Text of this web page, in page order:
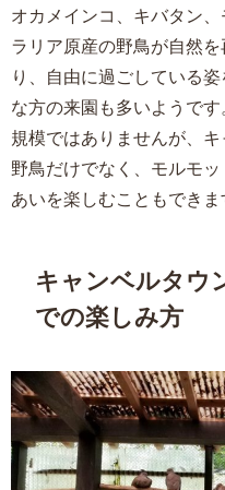
オカメインコ、キバタン
ラリア原産の野鳥が自然
り、自由に過ごしている
な方の来園も多いようで
規模ではありませんが、キ
野鳥だけでなく、モルモ
あいを楽しむこともできま
キャンベルタウ
での楽しみ方